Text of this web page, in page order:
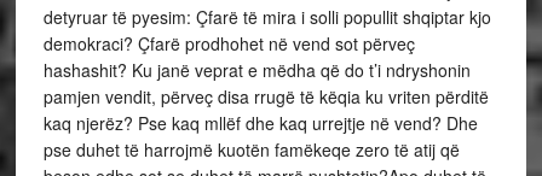
detyruar të pyesim: Çfarë të mira i solli popullit shqiptar kjo
demokraci? Çfarë prodhohet në vend sot përveç
hashashit? Ku janë veprat e mëdha që do t’i ndryshonin
pamjen vendit, përveç disa rrugë të këqia ku vriten përditë
kaq njerëz? Pse kaq mllëf dhe kaq urrejtje në vend? Dhe
pse duhet të harrojmë kuotën famëkeqe zero të atij që